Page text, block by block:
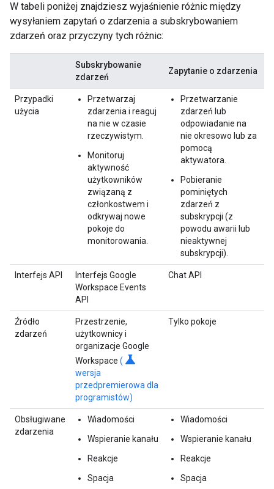
W tabeli poniżej znajdziesz wyjaśnienie różnic między
wysyłaniem zapytań o zdarzenia a subskrybowaniem
zdarzeń oraz przyczyny tych różnic:
Subskrybowanie
zdarzeń
Zapytanie o zdarzenia
Przypadki
użycia
Przetwarzaj
zdarzenia i reaguj
na nie w czasie
rzeczywistym.
Monitoruj
aktywność
użytkowników
związaną z
członkostwem i
odkrywaj nowe
pokoje do
monitorowania.
Przetwarzanie
zdarzeń lub
odpowiadanie na
nie okresowo lub za
pomocą
aktywatora.
Pobieranie
pominiętych
zdarzeń z
subskrypcji (z
powodu awarii lub
nieaktywnej
subskrypcji).
Interfejs API
Interfejs Google
Workspace Events
API
Chat API
Źródło
zdarzeń
Przestrzenie,
użytkownicy i
organizacje Google
Workspace ( science
wersja
przedpremierowa dla
programistów)
Tylko pokoje
Obsługiwane
zdarzenia
Wiadomości
Wspieranie kanału
Reakcje
Spacja
Wiadomości
Wspieranie kanału
Reakcje
Spacja